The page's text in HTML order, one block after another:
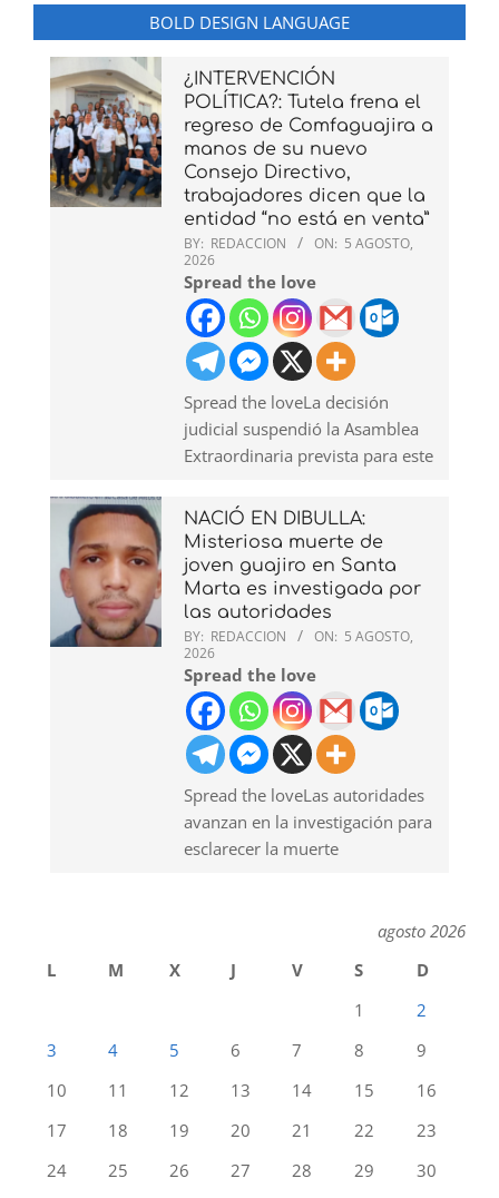
BOLD DESIGN LANGUAGE
¿INTERVENCIÓN
POLÍTICA?: Tutela frena el
regreso de Comfaguajira a
manos de su nuevo
Consejo Directivo,
trabajadores dicen que la
entidad “no está en venta”
BY: REDACCION ON: 5 AGOSTO,
2026
Spread the love
Spread the loveLa decisión
judicial suspendió la Asamblea
Extraordinaria prevista para este
NACIÓ EN DIBULLA:
Misteriosa muerte de
joven guajiro en Santa
Marta es investigada por
las autoridades
BY: REDACCION ON: 5 AGOSTO,
2026
Spread the love
Spread the loveLas autoridades
avanzan en la investigación para
esclarecer la muerte
agosto 2026
L
M X J V S
D
1
2
3
4 5 6 7 8
9
10
11 12 13 14 15
16
17
18 19 20 21 22
23
24
25 26 27 28 29
30